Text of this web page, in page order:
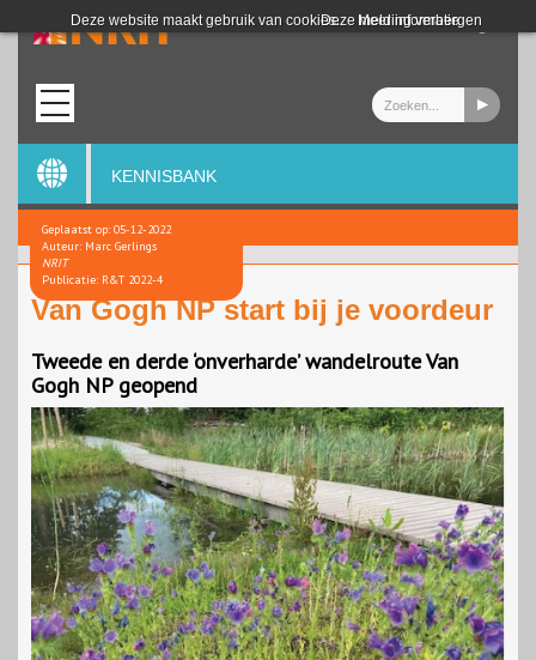
Deze website maakt gebruik van cookies. Meer informatie
Deze melding verbergen
Login
KENNISBANK
Geplaatst op: 05-12-2022
Auteur: Marc Gerlings
NRIT
Publicatie: R&T 2022-4
Van Gogh NP start bij je voordeur
Tweede en derde ‘onverharde’ wandelroute Van
Gogh NP geopend